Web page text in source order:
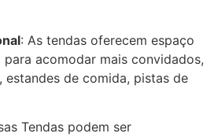
: As tendas oferecem espaço
acomodar mais convidados,
estandes de comida, pistas de
Tendas podem ser